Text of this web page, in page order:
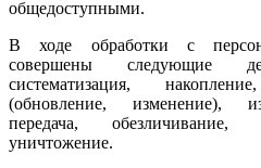
общедоступными.
В ходе обработки с
совершены следующие
систематизация,
(обновление, изменение),
передача, обезличивание,
уничтожение.